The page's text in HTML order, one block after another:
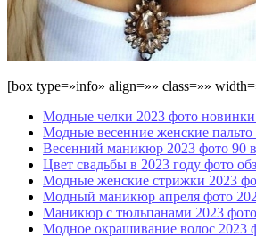
[box type=»info» align=»» class=»»
Модные челки 2023 фото
Модные весенние женские
Весенний маникюр 2023 фото 90
Цвет свадьбы в 2023 году фото
Модные женские стрижки 2023
Модный маникюр апреля фото
Маникюр с тюльпанами 2023
Модное окрашивание волос 2023